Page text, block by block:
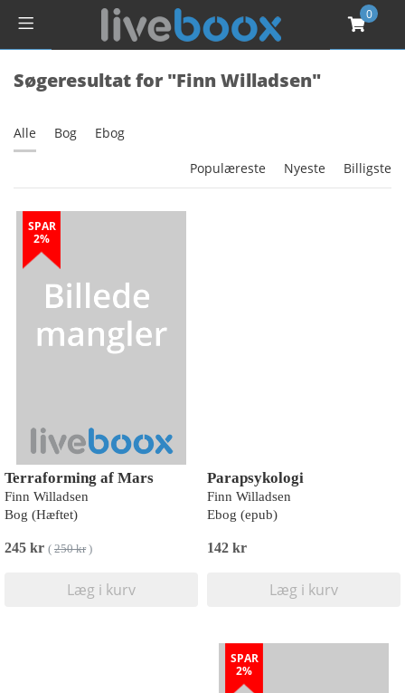
0
Søgeresultat for "Finn Willadsen"
Alle Bog Ebog
Populæreste Nyeste Billigste
SPAR
2%
Terraforming af Mars
Finn Willadsen
Bog (Hæftet)
245 kr ( 250 kr)
Læg i kurv
Parapsykologi
Finn Willadsen
Ebog (epub)
142 kr
Læg i kurv
SPAR
2%